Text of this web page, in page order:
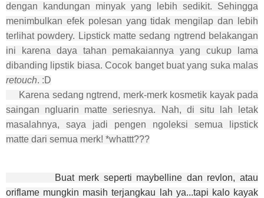
dengan
kandungan minyak yang lebih sedikit. Sehingga
menimbulkan efek polesan yang tidak mengilap dan lebih
terlihat powdery. Lipstick matte sedang ngtrend belakangan
ini karena daya tahan pemakaiannya yang cukup lama
dibanding lipstik biasa. Cocok banget buat yang suka malas
retouch. :D
Karena sedang ngtrend, merk-merk kosmetik kayak pada
saingan ngluarin matte seriesnya. Nah, di situ lah letak
masalahnya, saya jadi pengen ngoleksi semua lipstick
matte dari semua merk! *whattt???
Buat merk seperti maybelline dan revlon, atau
oriflame mungkin masih terjangkau lah ya...tapi kalo kayak